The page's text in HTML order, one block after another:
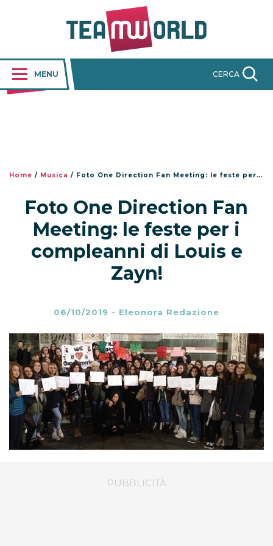
MENU CERCA
Home / Musica / Foto One Direction Fan Meeting: le feste per i compleanni di Louis e Zayn!
Foto One Direction Fan
Meeting: le feste per i
compleanni di Louis e
Zayn!
06/10/2019 - Eleonora Redazione